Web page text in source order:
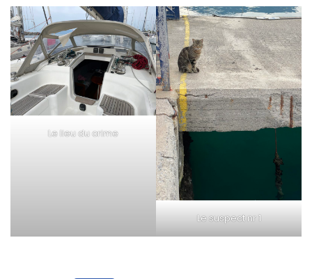
Le lieu du crime
Le suspect nr 1